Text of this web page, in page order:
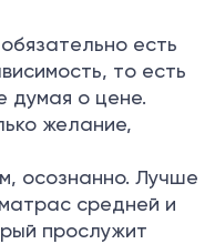
есть
то есть
думая о цене.
желание,
осознанно. Лучше
средней и
прослужит